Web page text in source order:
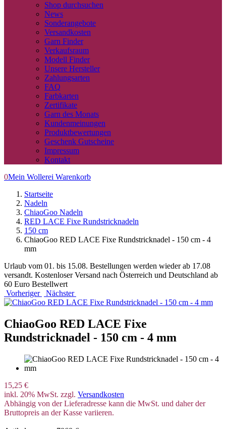
Shop durchsuchen
News
Sonderangebote
Versandkosten
Garn Finder
Verkaufsraum
Modell Finder
Unsere Hersteller
Zahlungsarten
FAQ
Farbkarten
Zertifikate
Garn des Monats
Kundenmeinungen
Produktbewertungen
Geschenk Gutscheine
Impressum
Kontakt
0Mein Wollerei Warenkorb
Startseite
Nadeln
ChiaoGoo Nadeln
RED LACE Fixe Rundstricknadeln
150 cm
ChiaoGoo RED LACE Fixe Rundstricknadel - 150 cm - 4
mm
Urlaub vom 01. bis 15.08. Bestellungen werden wieder ab 17.08
versandt. Kostenloser Versand nach Österreich und Deutschland ab
60 Euro Bestellwert
Vorheriger
Nächster
ChiaoGoo RED LACE Fixe
Rundstricknadel - 150 cm - 4 mm
15,25 €
inkl. 20% MwSt. zzgl. Versandkosten
Abhängig von der Lieferadresse kann die MwSt. und daher der
Bruttopreis an der Kasse variieren.